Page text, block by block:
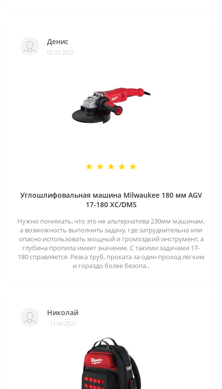
Денис
02.03.2022
Углошлифовальная машина Milwaukee 180 мм AGV
17-180 XC/DMS
Нужно понимать, что это не альтернатива 230мм машинам,
а возможность выполнить задачу, где затруднительно или
опасно использовать мощный и громоздкий инструмент, а
глубина пропила имеет значение. С такими задачами 17-
180 справляется. Резка труб, проката за один проход легким
и гораздо более безопа..
Николай
11.09.2021